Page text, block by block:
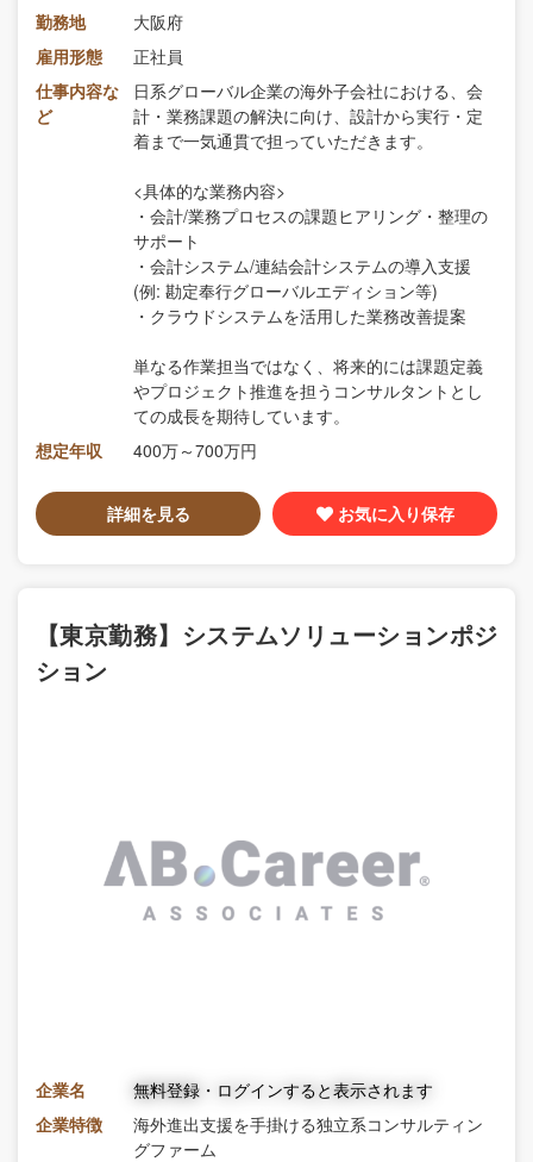
勤務地
大阪府
雇用形態
正社員
仕事内容な
ど
日系グローバル企業の海外子会社における、会
計・業務課題の解決に向け、設計から実行・定
着まで一気通貫で担っていただきます。
<具体的な業務内容>
・会計/業務プロセスの課題ヒアリング・整理の
サポート
・会計システム/連結会計システムの導入支援
(例: 勘定奉行グローバルエディション等)
・クラウドシステムを活用した業務改善提案
単なる作業担当ではなく、将来的には課題定義
やプロジェクト推進を担うコンサルタントとし
ての成長を期待しています。
想定年収
400万～700万円
詳細を見る お気に入り保存
【東京勤務】システムソリューションポジ
ション
企業名
無料登録・ログインすると表示されます
企業特徴
海外進出支援を手掛ける独立系コンサルティン
グファーム